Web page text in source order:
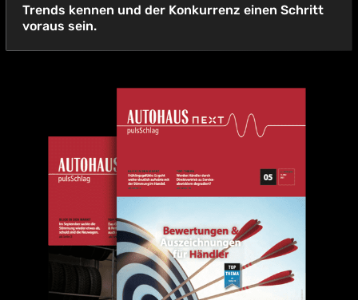
Trends kennen und der Konkurrenz einen Schritt
voraus sein.